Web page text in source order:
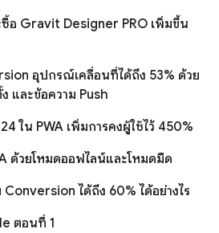
อ Gravit Designer PRO เพิ่มขึ้น
อุปกรณ์เคลื่อนที่ได้ถึง 53% ด้วย
และข้อความ Push
ใน PWA เพิ่มการคงผู้ใช้ไว้ 450%
ด้วยโหมดออฟไลน์และโหมดมืด
ได้ถึง 60% ได้อย่างไร
ตอนที่ 1